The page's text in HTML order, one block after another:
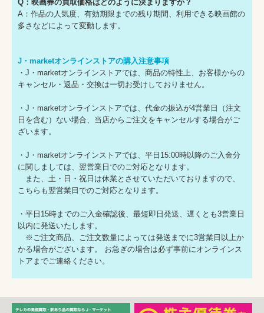
Q：映画券の買取価格はどのように決まりますか？
A：作品の人気度、有効期限までの残り期間、利用できる映画館の
多さなどによって変動します。
J・marketオンラインストアの購入注意事項
・J・marketオンラインストアでは、商品の特性上、お客様からの
キャンセル・返品・交換は一切お受けしておりません。
・J・marketオンラインストアでは、代金の振込が4営業日（注文
日を含む）ない場合、当店からご注文をキャンセルする場合がご
ざいます。
・J・marketオンラインストアでは、平日15:00時以降のご入金分
に関しましては、翌営業日でのご対応となります。
また、土・日・祝日は休業とさせていただいておりますので、
こちらも翌営業日でのご対応となります。
・平日15時までのご入金確認後、最短即日発送、遅くとも3営業日
以内に発送いたします。
※ご注文商品、ご注文数量によっては発送までに3営業日以上か
かる場合がございます。 お急ぎの場合は必ず事前にオンラインス
トアまでご連絡ください。